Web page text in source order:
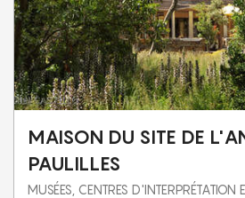
MAISON DU SITE DE
PAULILLES
MUSÉES, CENTRES D'INTERPRÉTATION